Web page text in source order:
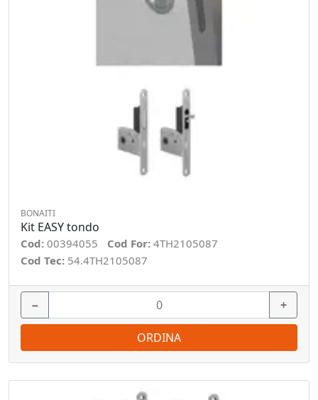
BONAITI
Kit EASY tondo
Cod: 00394055 Cod For: 4TH2105087
Cod Tec: 54.4TH2105087
− +
ORDINA